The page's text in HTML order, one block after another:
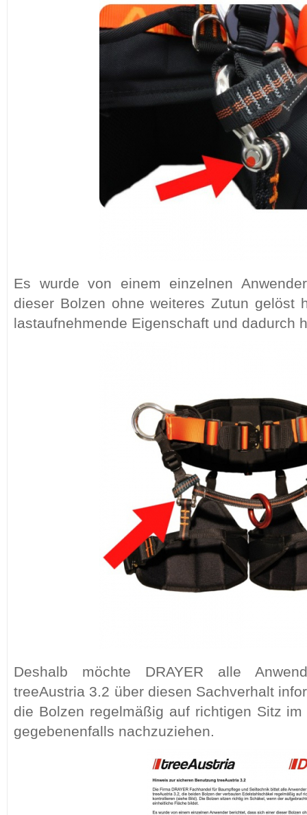
Es wurde von einem einzelnen
dieser Bolzen ohne weiteres Zutun gelöst
lastaufnehmende Eigenschaft und dadurch
Deshalb möchte DRAYER alle
treeAustria 3.2 über diesen Sachverhalt
die Bolzen regelmäßig auf richtigen Sitz
gegebenenfalls nachzuziehen.